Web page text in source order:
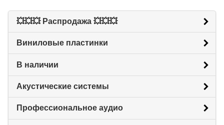
💥💥💥 Распродажа 💥💥💥
Виниловые пластинки
В наличии
Акустические системы
Профессиональное аудио